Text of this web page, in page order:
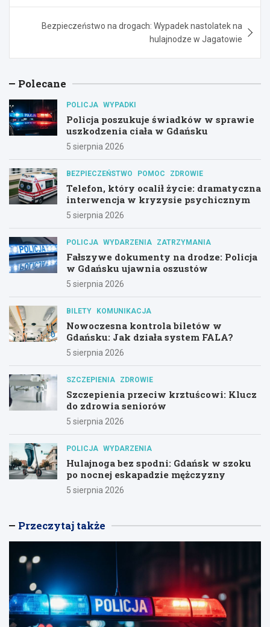
Bezpieczeństwo na drogach: Wypadek nastolatek na
hulajnodze w Jagatowie
Polecane
POLICJA WYPADKI
Policja poszukuje świadków w sprawie
uszkodzenia ciała w Gdańsku
5 sierpnia 2026
BEZPIECZEŃSTWO POMOC ZDROWIE
Telefon, który ocalił życie: dramatyczna
interwencja w kryzysie psychicznym
5 sierpnia 2026
POLICJA WYDARZENIA ZATRZYMANIA
Fałszywe dokumenty na drodze: Policja
w Gdańsku ujawnia oszustów
5 sierpnia 2026
BILETY KOMUNIKACJA
Nowoczesna kontrola biletów w
Gdańsku: Jak działa system FALA?
5 sierpnia 2026
SZCZEPIENIA ZDROWIE
Szczepienia przeciw krztuścowi: Klucz
do zdrowia seniorów
5 sierpnia 2026
POLICJA WYDARZENIA
Hulajnoga bez spodni: Gdańsk w szoku
po nocnej eskapadzie mężczyzny
5 sierpnia 2026
Przeczytaj także